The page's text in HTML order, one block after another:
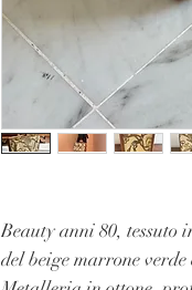
Beauty anni 80, tessuto
del beige marrone